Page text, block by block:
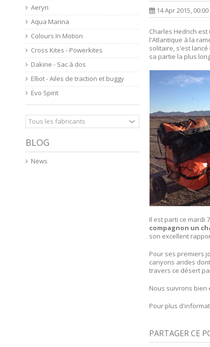
14 Apr 2015, 00:00
Charles Hedrich
l'Atlantique à la
solitaire, s'est
sa partie la plus
Il est parti ce mardi
compagnon un
son excellent
Pour ses premiers
canyons arides
travers ce désert
Nous suivrons
Pour plus
PARTAGER CE
Aeryn
Aqua Marina
Colours In Motion
Cross Kites - Powerkites
Dakine - Sac à dos
Elliot - Ailes de traction et buggy
Evo Spirit
BLOG
News